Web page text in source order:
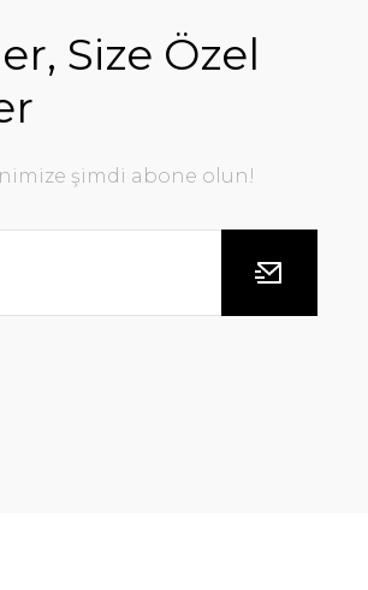
Size Özel
şimdi abone olun!